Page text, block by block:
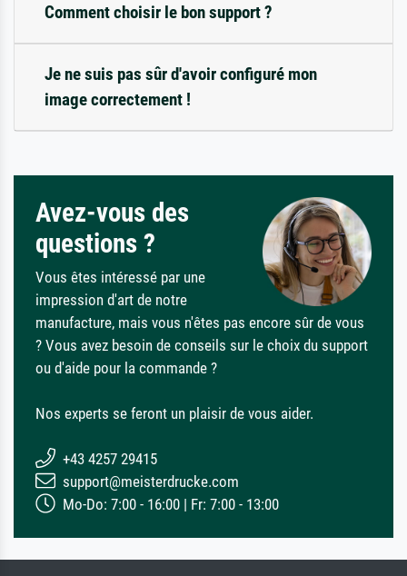
Comment choisir le bon support ?
Je ne suis pas sûr d'avoir configuré mon
image correctement !
Avez-vous des
questions ?
Vous êtes intéressé par une
impression d'art de notre
manufacture, mais vous n'êtes pas encore sûr de vous
? Vous avez besoin de conseils sur le choix du support
ou d'aide pour la commande ?
Nos experts se feront un plaisir de vous aider.
+43 4257 29415
support@meisterdrucke.com
Mo-Do: 7:00 - 16:00 | Fr: 7:00 - 13:00